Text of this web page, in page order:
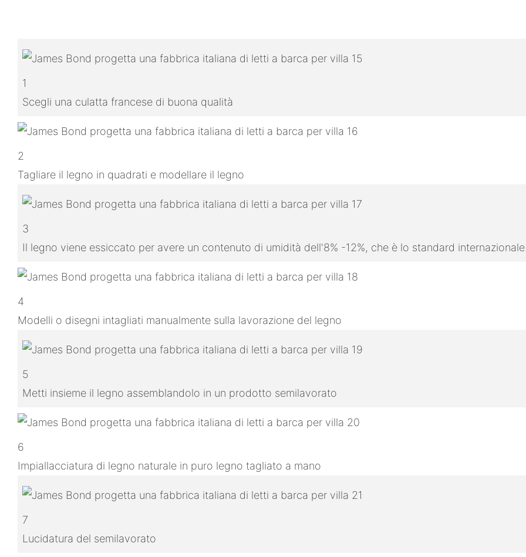
1
Scegli una culatta francese di buona qualità
2
Tagliare il legno in quadrati e modellare il legno
3
Il legno viene essiccato per avere un contenuto di umidità dell'8% -12%, che è lo standard
4
Modelli o disegni intagliati manualmente sulla lavorazione del legno
5
Metti insieme il legno assemblandolo in un prodotto semilavorato
6
Impiallacciatura di legno naturale in puro legno tagliato a mano
7
Lucidatura del semilavorato